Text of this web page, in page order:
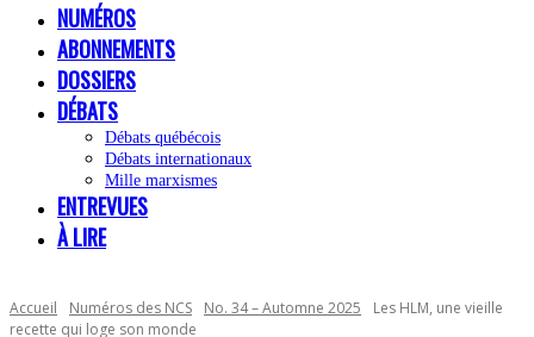
NUMÉROS
ABONNEMENTS
DOSSIERS
DÉBATS
Débats québécois
Débats internationaux
Mille marxismes
ENTREVUES
À LIRE
Accueil Numéros des NCS No. 34 – Automne 2025
Les HLM, une vieille
recette qui loge son monde